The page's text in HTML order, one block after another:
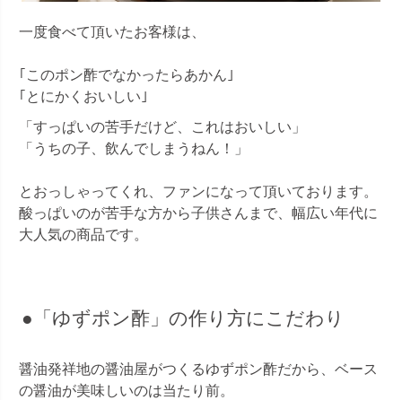
一度食べて頂いたお客様は、
｢このポン酢でなかったらあかん｣
｢とにかくおいしい｣
「すっぱいの苦手だけど、これはおいしい」
「うちの子、飲んでしまうねん！」
とおっしゃってくれ、ファンになって頂いております。
酸っぱいのが苦手な方から子供さんまで、幅広い年代に
大人気の商品です。
●「ゆずポン酢」の作り方にこだわり
醤油発祥地の醤油屋がつくるゆずポン酢だから、ベース
の醤油が美味しいのは当たり前。